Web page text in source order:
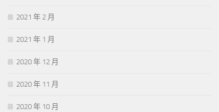
2021 年 2 月
2021 年 1 月
2020 年 12 月
2020 年 11 月
2020 年 10 月